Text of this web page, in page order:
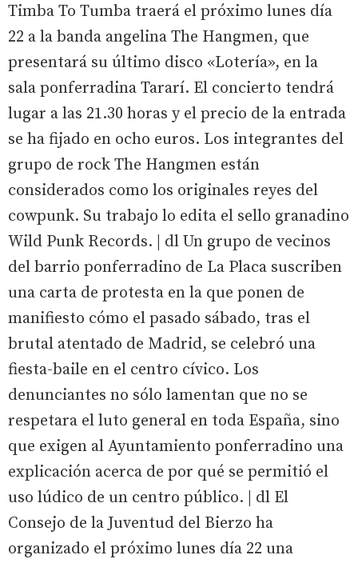
Timba To Tumba traerá el próximo lunes día
22 a la banda angelina The Hangmen, que
presentará su último disco «Lotería», en la
sala ponferradina Tararí. El concierto tendrá
lugar a las 21.30 horas y el precio de la entrada
se ha fijado en ocho euros. Los integrantes del
grupo de rock The Hangmen están
considerados como los originales reyes del
cowpunk. Su trabajo lo edita el sello granadino
Wild Punk Records. | dl Un grupo de vecinos
del barrio ponferradino de La Placa suscriben
una carta de protesta en la que ponen de
manifiesto cómo el pasado sábado, tras el
brutal atentado de Madrid, se celebró una
fiesta-baile en el centro cívico. Los
denunciantes no sólo lamentan que no se
respetara el luto general en toda España, sino
que exigen al Ayuntamiento ponferradino una
explicación acerca de por qué se permitió el
uso lúdico de un centro público. | dl El
Consejo de la Juventud del Bierzo ha
organizado el próximo lunes día 22 una